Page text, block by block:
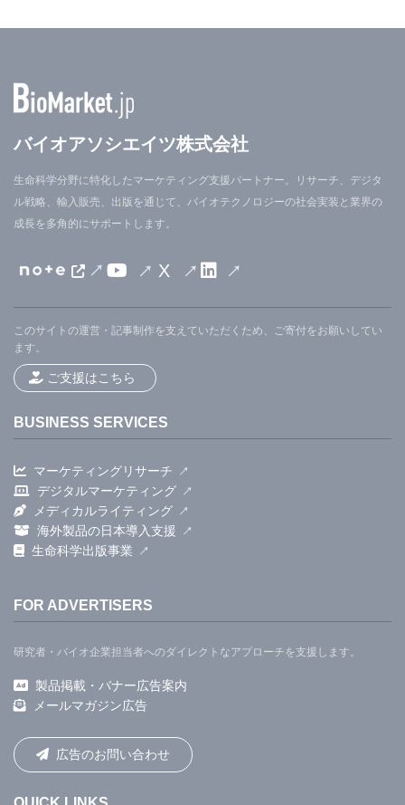
バイオアソシエイツ株式会社
生命科学分野に特化したマーケティング支援パートナー。リサーチ、デジタ
ル戦略、輸入販売、出版を通じて、バイオテクノロジーの社会実装と業界の
成長を多角的にサポートします。
X
このサイトの運営・記事制作を支えていただくため、ご寄付をお願いしてい
ます。
ご支援はこちら
BUSINESS SERVICES
マーケティングリサーチ
デジタルマーケティング
メディカルライティング
海外製品の日本導入支援
生命科学出版事業
FOR ADVERTISERS
研究者・バイオ企業担当者へのダイレクトなアプローチを支援します。
製品掲載・バナー広告案内
メールマガジン広告
広告のお問い合わせ